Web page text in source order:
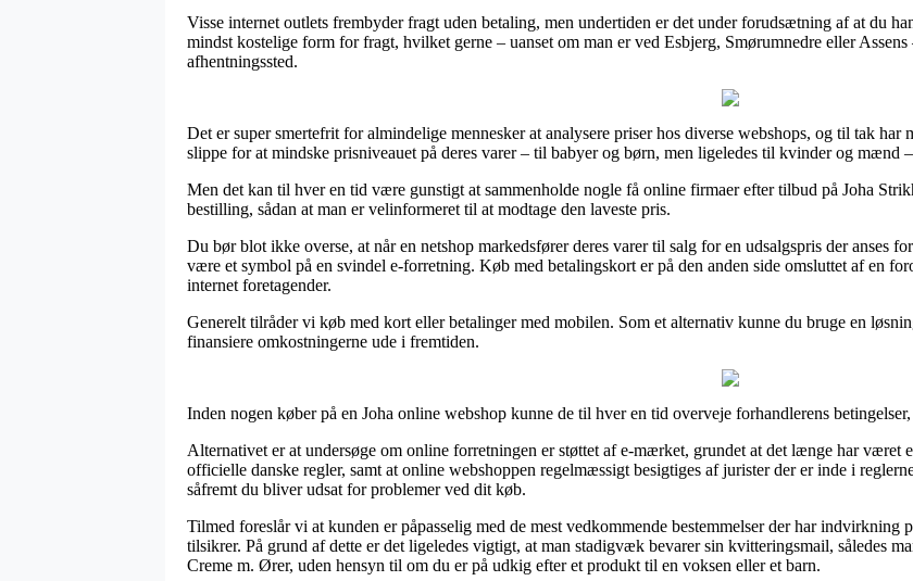
Visse internet outlets frembyder fragt uden betaling, men undertiden er det under forudsætning af at du
mindst kostelige form for fragt, hvilket gerne – uanset om man er ved Esbjerg, Smørumnedre eller
afhentningssted.
Det er super smertefrit for almindelige mennesker at analysere priser hos diverse webshops, og til tak har
slippe for at mindske prisniveauet på deres varer – til babyer og børn, men ligeledes til kvinder og mænd
Men det kan til hver en tid være gunstigt at sammenholde nogle få online firmaer efter tilbud på Joha
bestilling, sådan at man er velinformeret til at modtage den laveste pris.
Du bør blot ikke overse, at når en netshop markedsfører deres varer til salg for en udsalgspris der anses
være et symbol på en svindel e-forretning. Køb med betalingskort er på den anden side omsluttet af en
internet foretagender.
Generelt tilråder vi køb med kort eller betalinger med mobilen. Som et alternativ kunne du bruge en
finansiere omkostningerne ude i fremtiden.
Inden nogen køber på en Joha online webshop kunne de til hver en tid overveje forhandlerens
Alternativet er at undersøge om online forretningen er støttet af e-mærket, grundet at det længe har været
officielle danske regler, samt at online webshoppen regelmæssigt besigtiges af jurister der er inde i
såfremt du bliver udsat for problemer ved dit køb.
Tilmed foreslår vi at kunden er påpasselig med de mest vedkommende bestemmelser der har indvirkning
tilsikrer. På grund af dette er det ligeledes vigtigt, at man stadigvæk bevarer sin kvitteringsmail, således
Creme m. Ører, uden hensyn til om du er på udkig efter et produkt til en voksen eller et barn.